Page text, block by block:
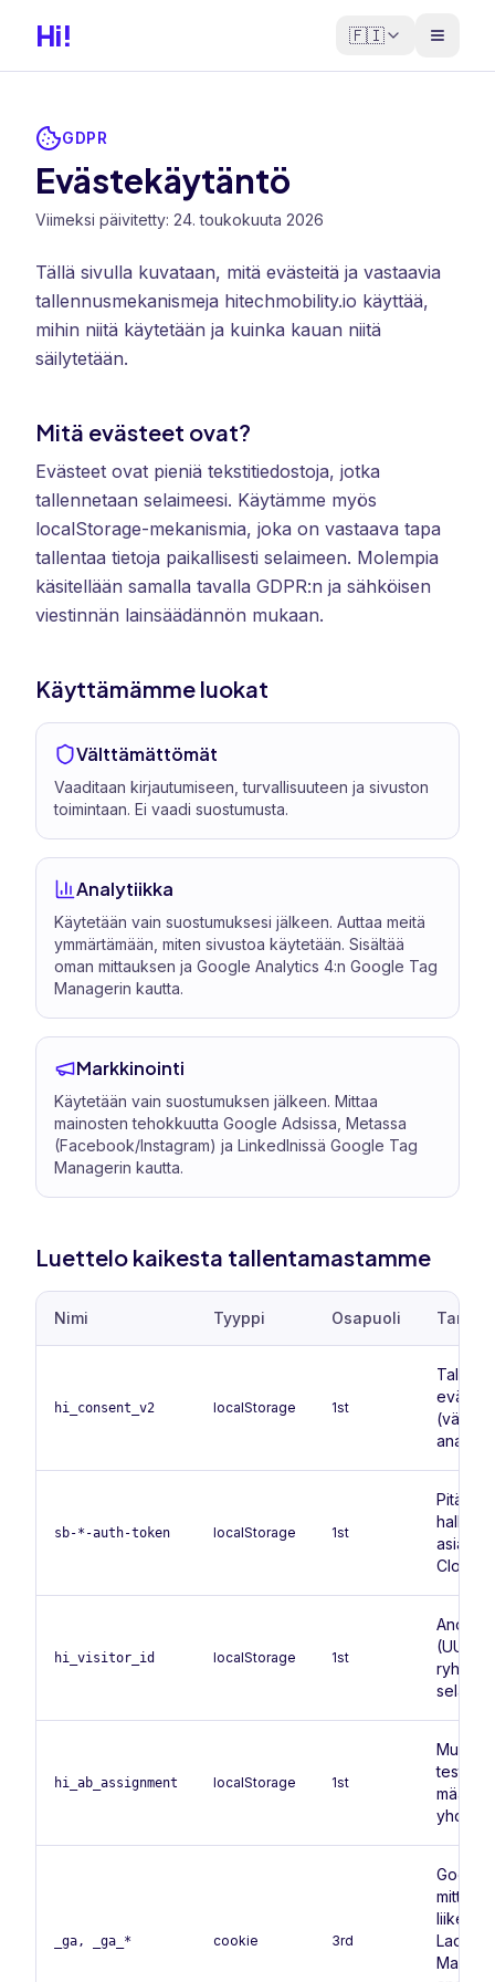
Hi! 🇫🇮
GDPR
Evästekäytäntö
Viimeksi päivitetty: 24. toukokuuta 2026
Tällä sivulla kuvataan, mitä evästeitä ja vastaavia
tallennusmekanismeja hitechmobility.io käyttää,
mihin niitä käytetään ja kuinka kauan niitä
säilytetään.
Mitä evästeet ovat?
Evästeet ovat pieniä tekstitiedostoja, jotka
tallennetaan selaimeesi. Käytämme myös
localStorage-mekanismia, joka on vastaava tapa
tallentaa tietoja paikallisesti selaimeen. Molempia
käsitellään samalla tavalla GDPR:n ja sähköisen
viestinnän lainsäädännön mukaan.
Käyttämämme luokat
Välttämättömät
Vaaditaan kirjautumiseen, turvallisuuteen ja sivuston
toimintaan. Ei vaadi suostumusta.
Analytiikka
Käytetään vain suostumuksesi jälkeen. Auttaa meitä
ymmärtämään, miten sivustoa käytetään. Sisältää
oman mittauksen ja Google Analytics 4:n Google Tag
Managerin kautta.
Markkinointi
Käytetään vain suostumuksen jälkeen. Mittaa
mainosten tehokkuutta Google Adsissa, Metassa
(Facebook/Instagram) ja LinkedInissä Google Tag
Managerin kautta.
Luettelo kaikesta tallentamastamme
Nimi Tyyppi Osapuoli
hi_consent_v2 localStorage 1st
sb-*-auth-token localStorage 1st
Pitää
Cloud /
hi_visitor_id localStorage 1st
hi_ab_assignment localStorage 1st
_ga, _ga_* cookie 3rd
mittaa